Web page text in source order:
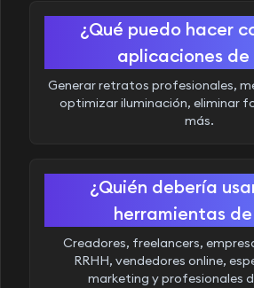
¿Qué puedo hacer
aplicaciones de
Generar retratos profesionales,
optimizar iluminación, eliminar
más.
¿Quién debería
herramientas
Creadores, freelancers,
RRHH, vendedores online,
marketing y profesionales